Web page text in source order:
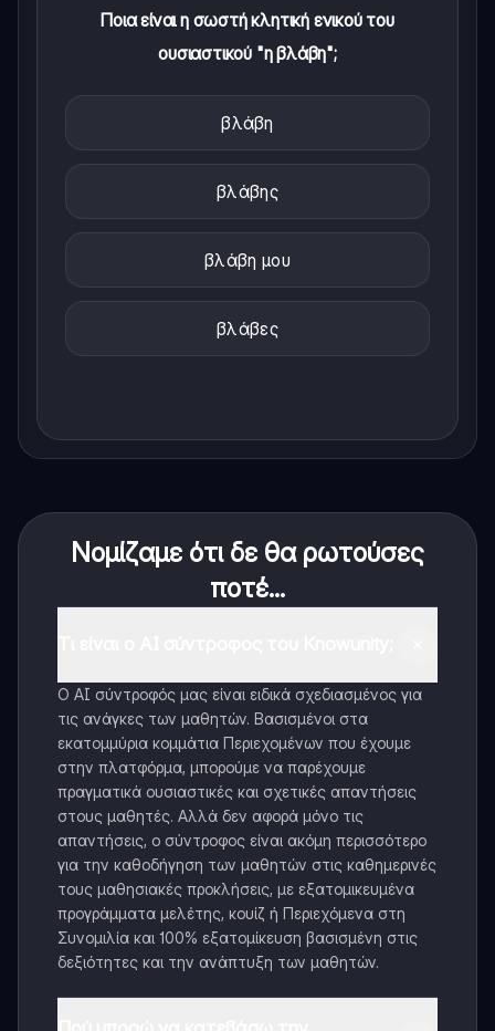
Ποια είναι η σωστή κλητική ενικού του
ουσιαστικού "η βλάβη";
βλάβη
βλάβης
βλάβη μου
βλάβες
Νομίζαμε ότι δε θα ρωτούσες
ποτέ...
Ο AI σύντροφός μας είναι ειδικά σχεδιασμένος για
τις ανάγκες των μαθητών. Βασισμένοι στα
εκατομμύρια κομμάτια Περιεχομένων που έχουμε
στην πλατφόρμα, μπορούμε να παρέχουμε
πραγματικά ουσιαστικές και σχετικές απαντήσεις
στους μαθητές. Αλλά δεν αφορά μόνο τις
απαντήσεις, ο σύντροφος είναι ακόμη περισσότερο
για την καθοδήγηση των μαθητών στις καθημερινές
τους μαθησιακές προκλήσεις, με εξατομικευμένα
προγράμματα μελέτης, κουίζ ή Περιεχόμενα στη
Συνομιλία και 100% εξατομίκευση βασισμένη στις
δεξιότητες και την ανάπτυξη των μαθητών.